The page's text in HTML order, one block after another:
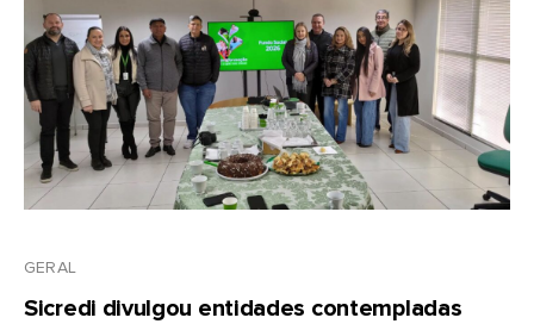
GERAL
Sicredi divulgou entidades contempladas